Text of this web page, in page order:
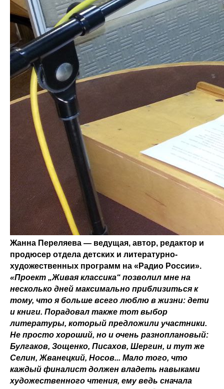
Жанна Переляева — ведущая, автор, редактор и
продюсер отдела детских и литературно-
художественных программ на «Радио России».
«Проект „Живая классика“ позволил мне на
несколько дней максимально приблизиться к
тому, что я больше всего люблю в жизни: дети
и книги. Порадовал также тот выбор
литературы, который предложили участники.
Не просто хороший, но и очень разноплановый:
Булгаков, Зощенко, Писахов, Шергин, и тут же
Селин, Жванецкий, Носов... Мало того, что
каждый финалист должен владеть навыками
художественного чтения, ему ведь сначала